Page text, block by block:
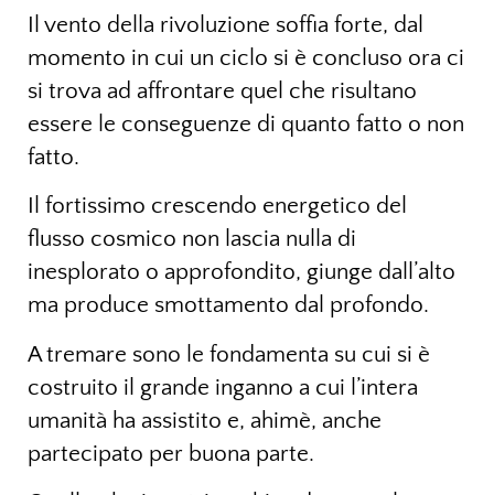
Il vento della rivoluzione soffia forte, dal
momento in cui un ciclo si è concluso ora ci
si trova ad affrontare quel che risultano
essere le conseguenze di quanto fatto o non
fatto.
Il fortissimo crescendo energetico del
flusso cosmico non lascia nulla di
inesplorato o approfondito, giunge dall’alto
ma produce smottamento dal profondo.
A tremare sono le fondamenta su cui si è
costruito il grande inganno a cui l’intera
umanità ha assistito e, ahimè, anche
partecipato per buona parte.